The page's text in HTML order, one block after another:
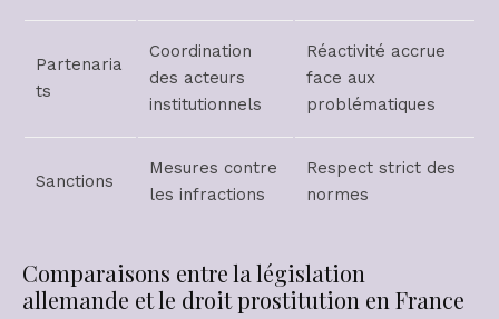
Partenaria
ts
Coordination
des acteurs
institutionnels
Réactivité accrue
face aux
problématiques
Sanctions
Mesures contre
les infractions
Respect strict des
normes
Comparaisons entre la législation
allemande et le droit prostitution en France